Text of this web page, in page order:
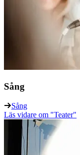
Sång
Sång
Läs vidare om "Teater"